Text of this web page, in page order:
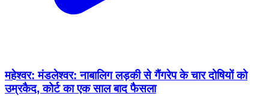
महेश्वर: मंडलेश्वर: नाबालिग लड़की से गैंगरेप के चार दोषियों को
उम्रकैद, कोर्ट का एक साल बाद फैसला